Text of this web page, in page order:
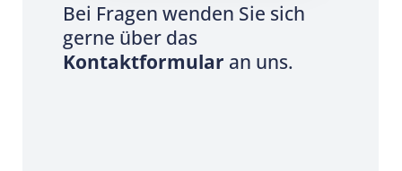
Bei Fragen wenden Sie sich
gerne über das
Kontaktformular an uns.